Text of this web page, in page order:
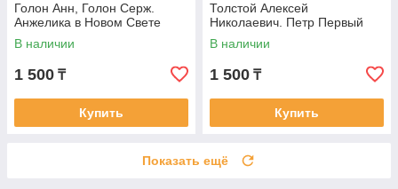
Голон Анн, Голон Серж.
Анжелика в Новом Свете
В наличии
1 500 ₸
Купить
Толстой Алексей
Николаевич. Петр Первый
В наличии
1 500 ₸
Купить
Показать ещё